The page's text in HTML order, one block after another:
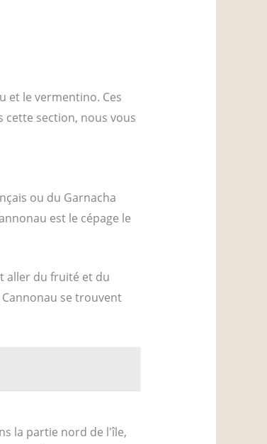
et le vermentino. Ces
cette section, nous vous
ou du Garnacha
est le cépage le
aller du fruité et du
se trouvent
la partie nord de l'île,